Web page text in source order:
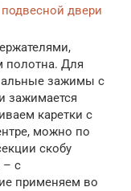
подвесной двери
Для
зажимы с
зажимается
каретки с
можно по
скобу
– с
применяем во